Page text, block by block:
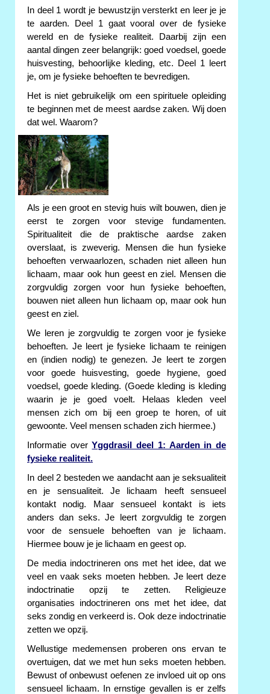
In deel 1 wordt je bewustzijn versterkt en leer je je
te aarden. Deel 1 gaat vooral over de fysieke
wereld en de fysieke realiteit. Daarbij zijn een
aantal dingen zeer belangrijk: goed voedsel, goede
huisvesting, behoorlijke kleding, etc. Deel 1 leert
je, om je fysieke behoeften te bevredigen.
Het is niet gebruikelijk om een spirituele opleiding
te beginnen met de meest aardse zaken. Wij doen
dat wel. Waarom?
Als je een groot en stevig huis wilt bouwen, dien je
eerst te zorgen voor stevige fundamenten.
Spiritualiteit die de praktische aardse zaken
overslaat, is zweverig. Mensen die hun fysieke
behoeften verwaarlozen, schaden niet alleen hun
lichaam, maar ook hun geest en ziel. Mensen die
zorgvuldig zorgen voor hun fysieke behoeften,
bouwen niet alleen hun lichaam op, maar ook hun
geest en ziel.
We leren je zorgvuldig te zorgen voor je fysieke
behoeften. Je leert je fysieke lichaam te reinigen
en (indien nodig) te genezen. Je leert te zorgen
voor goede huisvesting, goede hygiene, goed
voedsel, goede kleding. (Goede kleding is kleding
waarin je je goed voelt. Helaas kleden veel
mensen zich om bij een groep te horen, of uit
gewoonte. Veel mensen schaden zich hiermee.)
Informatie overYggdrasil deel 1: Aarden in de
fysieke realiteit.
In deel 2 besteden we aandacht aan je seksualiteit
en je sensualiteit. Je lichaam heeft sensueel
kontakt nodig. Maar sensueel kontakt is iets
anders dan seks. Je leert zorgvuldig te zorgen
voor de sensuele behoeften van je lichaam.
Hiermee bouw je je lichaam en geest op.
De media indoctrineren ons met het idee, dat we
veel en vaak seks moeten hebben. Je leert deze
indoctrinatie opzij te zetten. Religieuze
organisaties indoctrineren ons met het idee, dat
seks zondig en verkeerd is. Ook deze indoctrinatie
zetten we opzij.
Wellustige medemensen proberen ons ervan te
overtuigen, dat we met hun seks moeten hebben.
Bewust of onbewust oefenen ze invloed uit op ons
sensueel lichaam. In ernstige gevallen is er zelfs